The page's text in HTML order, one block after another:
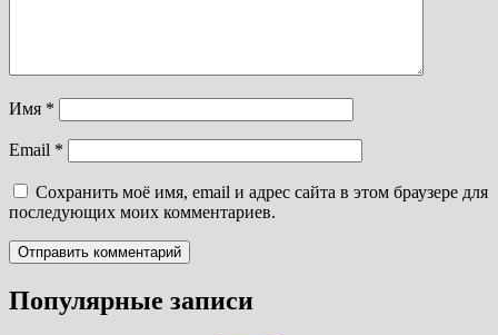
Имя *
Email *
Сохранить моё имя, email и адрес сайта в этом браузере для
последующих моих комментариев.
Популярные записи